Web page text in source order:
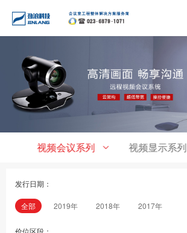
视频会议系列 视频显示系列
发行日期：
全部 2019年 2018年 2017年
价位区段：